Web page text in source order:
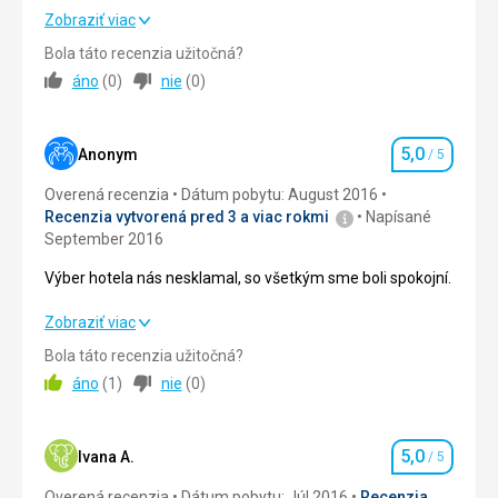
Strava
Ubytovanie
Služby 4,0/ 5
Cena 4,0
Zobraziť viac
Bola táto recenzia užitočná?
áno (0) nie (0)
Anonym Hodnotenie
5,0 / 5
Overená recenzia
Dátum pobytu: August 2016
Recenzia vytvorená pred 3 a viac rokmi
Napísané
September 2016
Výber hotela nás nesklamal, so všetkým sme boli spokojní.
Výber hotela nás nesklamal, so všetkým sme boli spokojní.
Strava
Okolie 5,0/ 5
Zobraziť viac
Bola táto recenzia užitočná?
áno (1 ) nie (0)
Ivana A. Hodnotenie
5,0 / 5